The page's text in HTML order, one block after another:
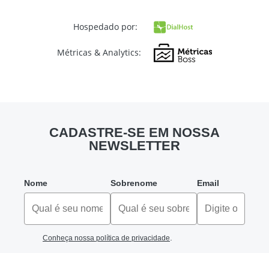
Hospedado por:
Métricas & Analytics:
CADASTRE-SE EM NOSSA
NEWSLETTER
Nome Sobrenome Email
Conheça nossa política de privacidade